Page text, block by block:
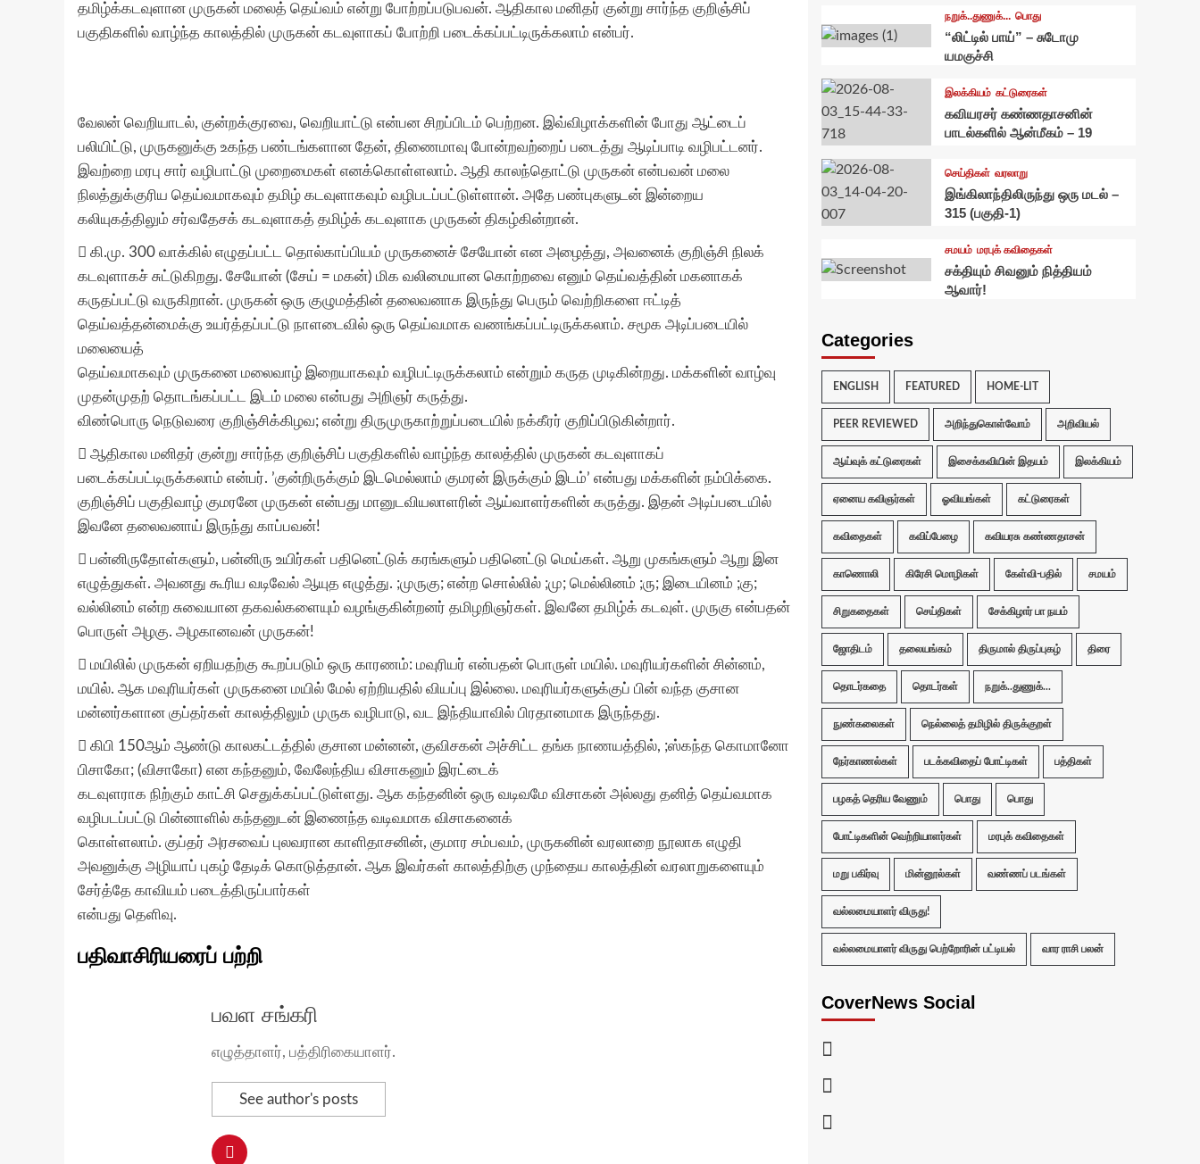
தமிழ்க்கடவுளான முருகன் மலைத் தெய்வம் என்று போற்றப்படுபவன். ஆதிகால மனிதர் குன்று சார்ந்த குறிஞ்சிப்
பகுதிகளில் வாழ்ந்த காலத்தில் முருகன் கடவுளாகப் போற்றி படைக்கப்பட்டிருக்கலாம் என்பர்.
வேலன் வெறியாடல், குன்றக்குரவை, வெறியாட்டு என்பன சிறப்பிடம் பெற்றன. இவ்விழாக்களின் போது ஆட்டைப்
பலியிட்டு, முருகனுக்கு உகந்த பண்டங்களான தேன், திணைமாவு போன்றவற்றைப் படைத்து ஆடிப்பாடி வழிபட்டனர்.
இவற்றை மரபு சார் வழிபாட்டு முறைமைகள் எனக்கொள்ளலாம். ஆதி காலந்தொட்டு முருகன் என்பவன் மலை
நிலத்துக்குரிய தெய்வமாகவும் தமிழ் கடவுளாகவும் வழிபடப்பட்டுள்ளான். அதே பண்புகளுடன் இன்றைய
கலியுகத்திலும் சர்வதேசக் கடவுளாகத் தமிழ்க் கடவுளாக முருகன் திகழ்கின்றான்.
 கி.மு. 300 வாக்கில் எழுதப்பட்ட தொல்காப்பியம் முருகனைச் சேயோன் என அழைத்து, அவனைக் குறிஞ்சி நிலக்
கடவுளாகச் சுட்டுகிறது. சேயோன் (சேய் = மகன்) மிக வலிமையான கொற்றவை எனும் தெய்வத்தின் மகனாகக்
கருதப்பட்டு வருகிறான். முருகன் ஒரு குழுமத்தின் தலைவனாக இருந்து பெரும் வெற்றிகளை ஈட்டித்
தெய்வத்தன்மைக்கு உயர்த்தப்பட்டு நாளடைவில் ஒரு தெய்வமாக வணங்கப்பட்டிருக்கலாம். சமூக அடிப்படையில்
மலையைத்
தெய்வமாகவும் முருகனை மலைவாழ் இறையாகவும் வழிபட்டிருக்கலாம் என்றும் கருத முடிகின்றது. மக்களின் வாழ்வு
முதன்முதற் தொடங்கப்பட்ட இடம் மலை என்பது அறிஞர் கருத்து.
விண்பொரு நெடுவரை குறிஞ்சிக்கிழவ; என்று திருமுருகாற்றுப்படையில் நக்கீரர் குறிப்பிடுகின்றார்.
 ஆதிகால மனிதர் குன்று சார்ந்த குறிஞ்சிப் பகுதிகளில் வாழ்ந்த காலத்தில் முருகன் கடவுளாகப்
படைக்கப்பட்டிருக்கலாம் என்பர். ’குன்றிருக்கும் இடமெல்லாம் குமரன் இருக்கும் இடம்’ என்பது மக்களின் நம்பிக்கை.
குறிஞ்சிப் பகுதிவாழ் குமரனே முருகன் என்பது மானுடவியலாளரின் ஆய்வாளர்களின் கருத்து. இதன் அடிப்படையில்
இவனே தலைவனாய் இருந்து காப்பவன்!
 பன்னிருதோள்களும், பன்னிரு உயிர்கள் பதினெட்டுக் கரங்களும் பதினெட்டு மெய்கள். ஆறு முகங்களும் ஆறு இன
எழுத்துகள். அவனது கூரிய வடிவேல் ஆயுத எழுத்து. ;முருகு; என்ற சொல்லில் ;மு; மெல்லினம் ;ரு; இடையினம் ;கு;
வல்லினம் என்ற சுவையான தகவல்களையும் வழங்குகின்றனர் தமிழறிஞர்கள். இவனே தமிழ்க் கடவுள். முருகு என்பதன்
பொருள் அழகு. அழகானவன் முருகன்!
 மயிலில் முருகன் ஏறியதற்கு கூறப்படும் ஒரு காரணம்: மவுரியர் என்பதன் பொருள் மயில். மவுரியர்களின் சின்னம்,
மயில். ஆக மவுரியர்கள் முருகனை மயில் மேல் ஏற்றியதில் வியப்பு இல்லை. மவுரியர்களுக்குப் பின் வந்த குசான
மன்னர்களான குப்தர்கள் காலத்திலும் முருக வழிபாடு, வட இந்தியாவில் பிரதானமாக இருந்தது.
 கிபி 150ஆம் ஆண்டு காலகட்டத்தில் குசான மன்னன், குவிசகன் அச்சிட்ட தங்க நாணயத்தில், ;ஸ்கந்த கொமானோ
பிசாகோ; (விசாகோ) என கந்தனும், வேலேந்திய விசாகனும் இரட்டைக்
கடவுளராக நிற்கும் காட்சி செதுக்கப்பட்டுள்ளது. ஆக கந்தனின் ஒரு வடிவமே விசாகன் அல்லது தனித் தெய்வமாக
வழிபடப்பட்டு பின்னாளில் கந்தனுடன் இணைந்த வடிவமாக விசாகனைக்
கொள்ளலாம். குப்தர் அரசவைப் புலவரான காளிதாசனின், குமார சம்பவம், முருகனின் வரலாறை நூலாக எழுதி
அவனுக்கு அழியாப் புகழ் தேடிக் கொடுத்தான். ஆக இவர்கள் காலத்திற்கு முந்தைய காலத்தின் வரலாறுகளையும்
சேர்த்தே காவியம் படைத்திருப்பார்கள்
என்பது தெளிவு.
பதிவாசிரியரைப் பற்றி
பவள சங்கரி
எழுத்தாளர், பத்திரிகையாளர்.
See author's posts
நறுக்..துணுக்... பொது
“லிட்டில் பாய்” – சுடோமு
யமகுச்சி
இலக்கியம் கட்டுரைகள்
கவியரசர் கண்ணதாசனின்
பாடல்களில் ஆன்மீகம் – 19
செய்திகள் வரலாறு
இங்கிலாந்திலிருந்து ஒரு மடல் –
315 (பகுதி-1)
சமயம் மரபுக் கவிதைகள்
சக்தியும் சிவனும் நித்தியம்
ஆவார்!
Categories
ENGLISH FEATURED HOME-LIT
PEER REVIEWED அறிந்துகொள்வோம் அறிவியல்
ஆய்வுக் கட்டுரைகள் இசைக்கவியின் இதயம் இலக்கியம்
ஏனைய கவிஞர்கள் ஓவியங்கள் கட்டுரைகள்
கவிதைகள் கவிப்பேழை கவியரசு கண்ணதாசன்
காணொலி கிரேசி மொழிகள் கேள்வி-பதில் சமயம்
சிறுகதைகள் செய்திகள் சேக்கிழார் பா நயம்
ஜோதிடம் தலையங்கம் திருமால் திருப்புகழ் திரை
தொடர்கதை தொடர்கள் நறுக்..துணுக்...
நுண்கலைகள் நெல்லைத் தமிழில் திருக்குறள்
நேர்காணல்கள் படக்கவிதைப் போட்டிகள் பத்திகள்
பழகத் தெரிய வேணும் பொது பொது
போட்டிகளின் வெற்றியாளர்கள் மரபுக் கவிதைகள்
மறு பகிர்வு மின்னூல்கள் வண்ணப் படங்கள்
வல்லமையாளர் விருது!
வல்லமையாளர் விருது பெற்றோரின் பட்டியல் வார ராசி பலன்
CoverNews Social